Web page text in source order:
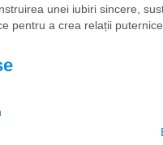
unei iubiri sincere,
pentru a crea relații puternice.